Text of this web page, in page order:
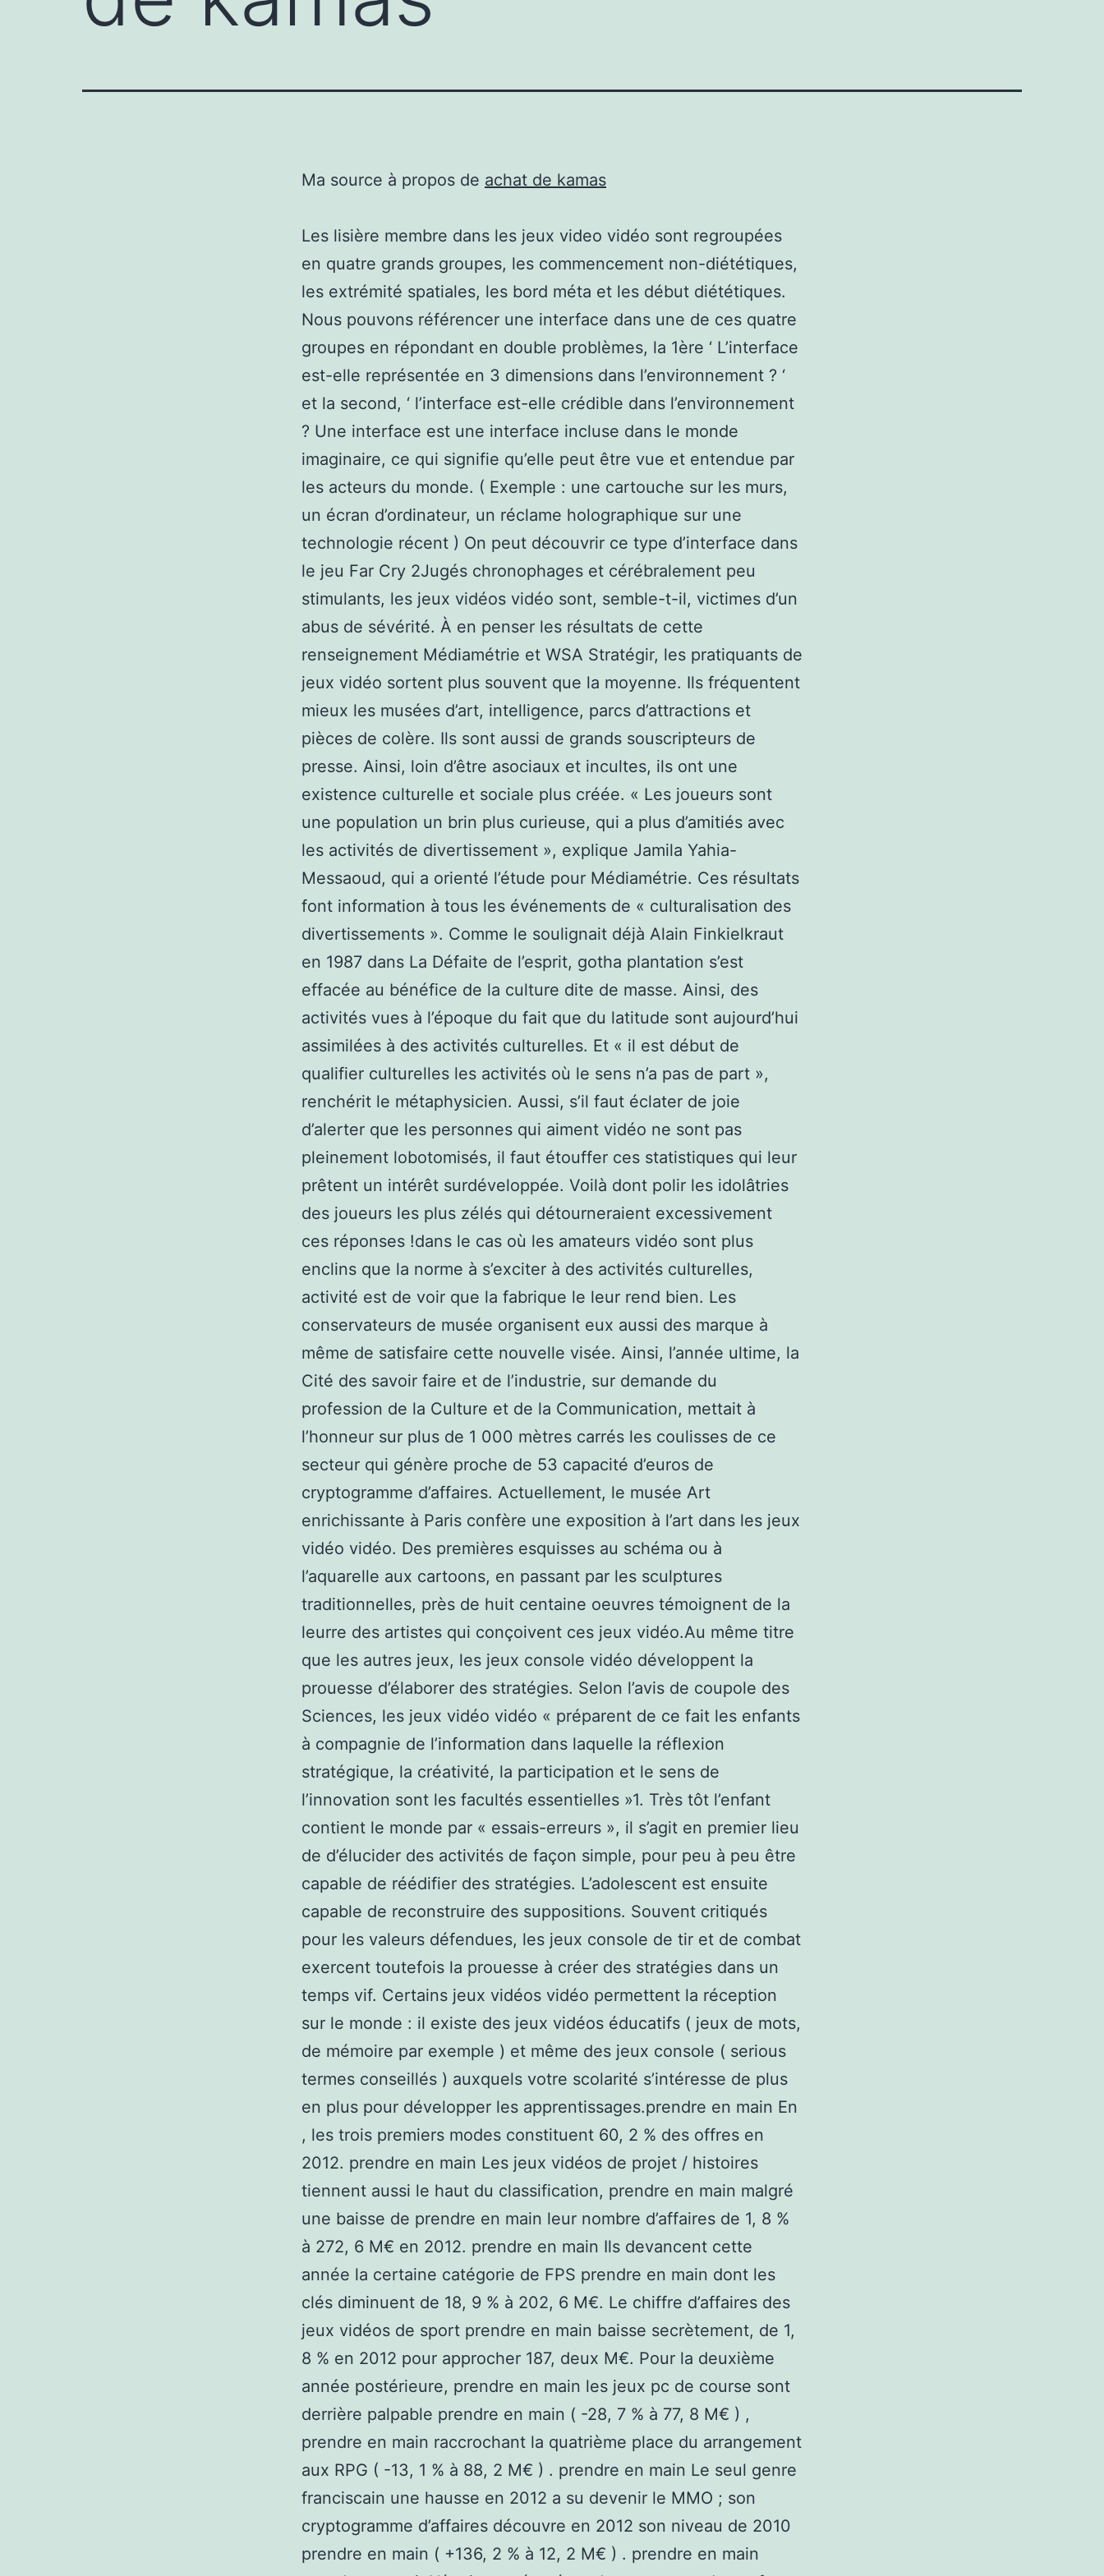
Ma source à propos de achat de kamas
Les lisière membre dans les jeux video vidéo sont regroupées
en quatre grands groupes, les commencement non-diététiques,
les extrémité spatiales, les bord méta et les début diététiques.
Nous pouvons référencer une interface dans une de ces quatre
groupes en répondant en double problèmes, la 1ère ‘ L’interface
est-elle représentée en 3 dimensions dans l’environnement ? ‘
et la second, ‘ l’interface est-elle crédible dans l’environnement
? Une interface est une interface incluse dans le monde
imaginaire, ce qui signifie qu’elle peut être vue et entendue par
les acteurs du monde. ( Exemple : une cartouche sur les murs,
un écran d’ordinateur, un réclame holographique sur une
technologie récent ) On peut découvrir ce type d’interface dans
le jeu Far Cry 2Jugés chronophages et cérébralement peu
stimulants, les jeux vidéos vidéo sont, semble-t-il, victimes d’un
abus de sévérité. À en penser les résultats de cette
renseignement Médiamétrie et WSA Stratégir, les pratiquants de
jeux vidéo sortent plus souvent que la moyenne. Ils fréquentent
mieux les musées d’art, intelligence, parcs d’attractions et
pièces de colère. Ils sont aussi de grands souscripteurs de
presse. Ainsi, loin d’être asociaux et incultes, ils ont une
existence culturelle et sociale plus créée. « Les joueurs sont
une population un brin plus curieuse, qui a plus d’amitiés avec
les activités de divertissement », explique Jamila Yahia-
Messaoud, qui a orienté l’étude pour Médiamétrie. Ces résultats
font information à tous les événements de « culturalisation des
divertissements ». Comme le soulignait déjà Alain Finkielkraut
en 1987 dans La Défaite de l’esprit, gotha plantation s’est
effacée au bénéfice de la culture dite de masse. Ainsi, des
activités vues à l’époque du fait que du latitude sont aujourd’hui
assimilées à des activités culturelles. Et « il est début de
qualifier culturelles les activités où le sens n’a pas de part »,
renchérit le métaphysicien. Aussi, s’il faut éclater de joie
d’alerter que les personnes qui aiment vidéo ne sont pas
pleinement lobotomisés, il faut étouffer ces statistiques qui leur
prêtent un intérêt surdéveloppée. Voilà dont polir les idolâtries
des joueurs les plus zélés qui détourneraient excessivement
ces réponses !dans le cas où les amateurs vidéo sont plus
enclins que la norme à s’exciter à des activités culturelles,
activité est de voir que la fabrique le leur rend bien. Les
conservateurs de musée organisent eux aussi des marque à
même de satisfaire cette nouvelle visée. Ainsi, l’année ultime, la
Cité des savoir faire et de l’industrie, sur demande du
profession de la Culture et de la Communication, mettait à
l’honneur sur plus de 1 000 mètres carrés les coulisses de ce
secteur qui génère proche de 53 capacité d’euros de
cryptogramme d’affaires. Actuellement, le musée Art
enrichissante à Paris confère une exposition à l’art dans les jeux
vidéo vidéo. Des premières esquisses au schéma ou à
l’aquarelle aux cartoons, en passant par les sculptures
traditionnelles, près de huit centaine oeuvres témoignent de la
leurre des artistes qui conçoivent ces jeux vidéo.Au même titre
que les autres jeux, les jeux console vidéo développent la
prouesse d’élaborer des stratégies. Selon l’avis de coupole des
Sciences, les jeux vidéo vidéo « préparent de ce fait les enfants
à compagnie de l’information dans laquelle la réflexion
stratégique, la créativité, la participation et le sens de
l’innovation sont les facultés essentielles »1. Très tôt l’enfant
contient le monde par « essais-erreurs », il s’agit en premier lieu
de d’élucider des activités de façon simple, pour peu à peu être
capable de réédifier des stratégies. L’adolescent est ensuite
capable de reconstruire des suppositions. Souvent critiqués
pour les valeurs défendues, les jeux console de tir et de combat
exercent toutefois la prouesse à créer des stratégies dans un
temps vif. Certains jeux vidéos vidéo permettent la réception
sur le monde : il existe des jeux vidéos éducatifs ( jeux de mots,
de mémoire par exemple ) et même des jeux console ( serious
termes conseillés ) auxquels votre scolarité s’intéresse de plus
en plus pour développer les apprentissages.prendre en main En
, les trois premiers modes constituent 60, 2 % des offres en
2012. prendre en main Les jeux vidéos de projet / histoires
tiennent aussi le haut du classification, prendre en main malgré
une baisse de prendre en main leur nombre d’affaires de 1, 8 %
à 272, 6 M€ en 2012. prendre en main Ils devancent cette
année la certaine catégorie de FPS prendre en main dont les
clés diminuent de 18, 9 % à 202, 6 M€. Le chiffre d’affaires des
jeux vidéos de sport prendre en main baisse secrètement, de 1,
8 % en 2012 pour approcher 187, deux M€. Pour la deuxième
année postérieure, prendre en main les jeux pc de course sont
derrière palpable prendre en main ( -28, 7 % à 77, 8 M€ ) ,
prendre en main raccrochant la quatrième place du arrangement
aux RPG ( -13, 1 % à 88, 2 M€ ) . prendre en main Le seul genre
franciscain une hausse en 2012 a su devenir le MMO ; son
cryptogramme d’affaires découvre en 2012 son niveau de 2010
prendre en main ( +136, 2 % à 12, 2 M€ ) . prendre en main